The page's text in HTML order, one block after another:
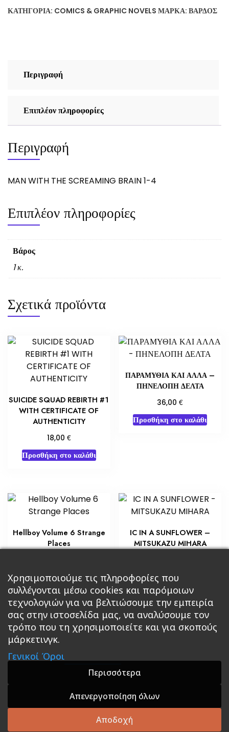
BRAIN
ΚΑΤΗΓΟΡΊΑ: COMICS & GRAPHIC NOVELS ΜΆΡΚΑ: ΒΆΡΔΟΣ
Περιγραφή
Επιπλέον πληροφορίες
Περιγραφή
MAN WITH THE SCREAMING BRAIN 1-4
Επιπλέον πληροφορίες
Βάρος
1 κ.
Σχετικά προϊόντα
SUICIDE SQUAD REBIRTH #1
WITH CERTIFICATE OF
AUTHENTICITY
18,00 €
Προσθήκη στο καλάθι
ΠΑΡΑΜΥΘΙΑ ΚΑΙ ΑΛΛΑ –
ΠΗΝΕΛΟΠΗ ΔΕΛΤΑ
36,00€
Προσθήκη στο καλάθι
Hellboy Volume 6 Strange
Places
Διαβάστε περισσότερα
IC IN A SUNFLOWER –
MITSUKAZU MIHARA
Προσθήκη στο καλάθι
Κεντρική Βιβλία
Roleplaying Games Ψυχαγωγία Εκδόσεις Βάρδος
Σε Προσφορά
A theme by GradientThemes - A theme by Gradient
Themes
Χρησιμοποιούμε τις πληροφορίες που
συλλέγονται μέσω cookies και παρόμοιων
τεχνολογιών για να βελτιώσουμε την εμπειρία
σας στην ιστοσελίδα μας, να αναλύσουμε τον
τρόπο που τη χρησιμοποιείτε και για σκοπούς
μάρκετινγκ.
Γενικοί Όροι
Περισσότερα
Απενεργοποίηση όλων
Αποδοχή